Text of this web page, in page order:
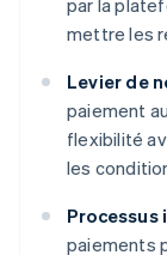
par la
mettre les
Levier de
paiement
flexibilité
les
Processus
paiements